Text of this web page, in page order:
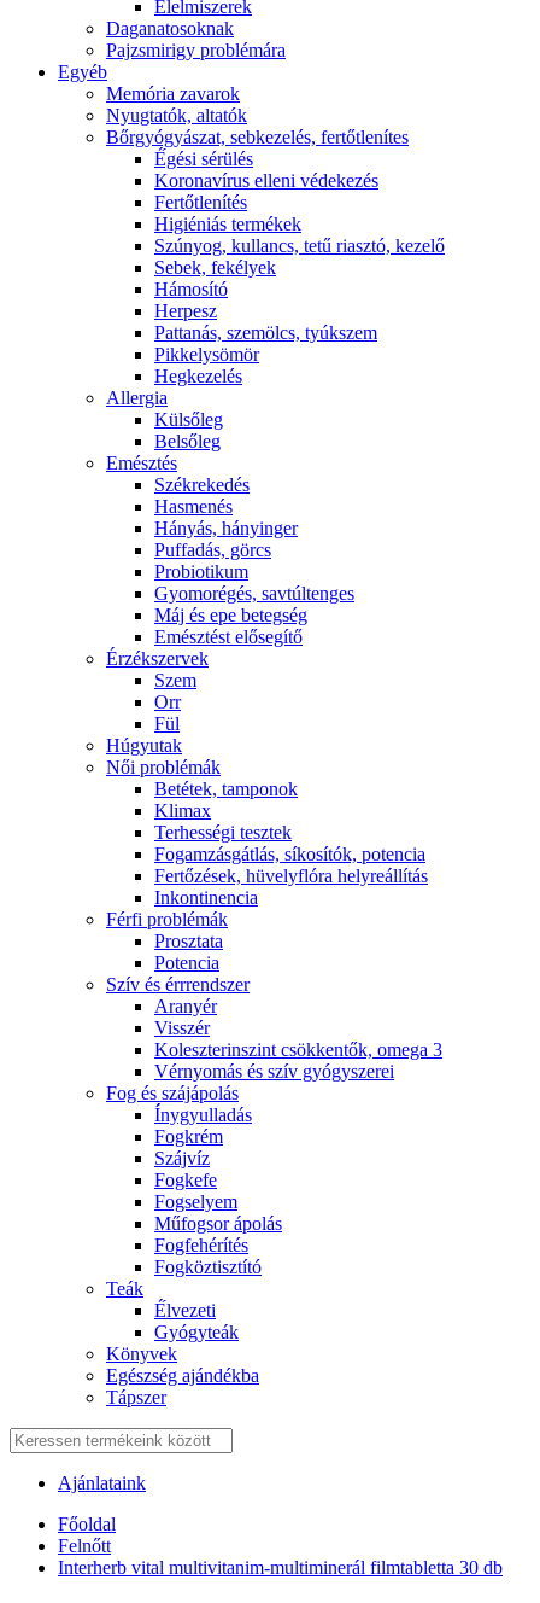
É́lelmiszerek
Daganatosoknak
Pajzsmirigy problémára
Egyéb
Memória zavarok
Nyugtatók, altatók
Bőrgyógyászat, sebkezelés, fertőtlenítes
É́gési sérülés
Koronavírus elleni védekezés
Fertőtlenítés
Higiéniás termékek
Szúnyog, kullancs, tetű riasztó, kezelő
Sebek, fekélyek
Hámosító
Herpesz
Pattanás, szemölcs, tyúkszem
Pikkelysömör
Hegkezelés
Allergia
Külsőleg
Belsőleg
Emésztés
Székrekedés
Hasmenés
Hányás, hányinger
Puffadás, görcs
Probiotikum
Gyomorégés, savtúltenges
Máj és epe betegség
Emésztést elősegítő
Érzékszervek
Szem
Orr
Fül
Húgyutak
Női problémák
Betétek, tamponok
Klimax
Terhességi tesztek
Fogamzásgátlás, síkosítók, potencia
Fertőzések, hüvelyflóra helyreállítás
Inkontinencia
Férfi problémák
Prosztata
Potencia
Szív és érrrendszer
Aranyér
Visszér
Koleszterinszint csökkentők, omega 3
Vérnyomás és szív gyógyszerei
Fog és szájápolás
Í́nygyulladás
Fogkrém
Szájvíz
Fogkefe
Fogselyem
Műfogsor ápolás
Fogfehérítés
Fogköztisztító
Teák
É́lvezeti
Gyógyteák
Könyvek
Egészség ajándékba
Tápszer
Ajánlataink
Főoldal
Felnőtt
Interherb vital multivitanim-multiminerál filmtabletta 30 db